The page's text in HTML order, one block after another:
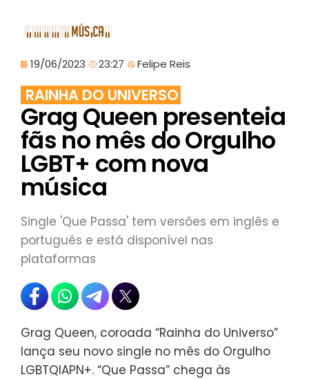
19/06/2023 23:27 Felipe Reis
RAINHA DO UNIVERSO
Grag Queen presenteia
fãs no mês do Orgulho
LGBT+ com nova
música
Single 'Que Passa' tem versões em inglês e
português e está disponível nas
plataformas
Grag Queen, coroada “Rainha do Universo”
lança seu novo single no mês do Orgulho
LGBTQIAPN+. “Que Passa” chega às